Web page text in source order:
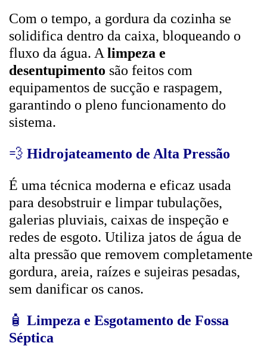
Com o tempo, a gordura da cozinha se
solidifica dentro da caixa, bloqueando o
fluxo da água. A limpeza e
desentupimento são feitos com
equipamentos de sucção e raspagem,
garantindo o pleno funcionamento do
sistema.
💨 Hidrojateamento de Alta Pressão
É uma técnica moderna e eficaz usada
para desobstruir e limpar tubulações,
galerias pluviais, caixas de inspeção e
redes de esgoto. Utiliza jatos de água de
alta pressão que removem completamente
gordura, areia, raízes e sujeiras pesadas,
sem danificar os canos.
🧴 Limpeza e Esgotamento de Fossa
Séptica